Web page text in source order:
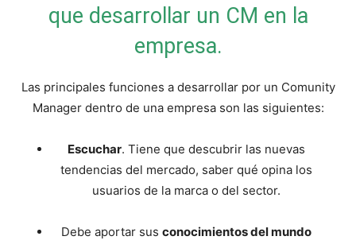
que desarrollar un CM en la
empresa.
Las principales funciones a desarrollar por un Comunity
Manager dentro de una empresa son las siguientes:
Escuchar. Tiene que descubrir las nuevas
tendencias del mercado, saber qué opina los
usuarios de la marca o del sector.
Debe aportar sus conocimientos del mundo